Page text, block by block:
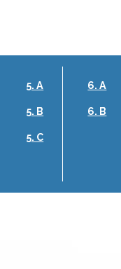
5. A
5. B
5. C
6. A
6. B